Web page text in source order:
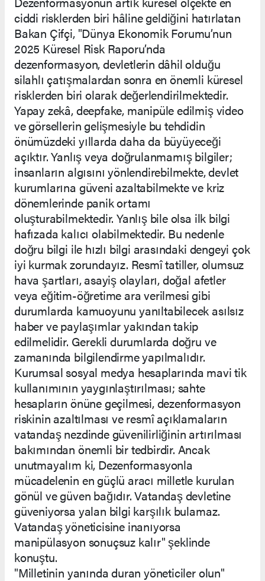
ciddi risklerden biri hâline geldiğini hatırlatan
Bakan Çifçi, "Dünya Ekonomik Forumu’nun
2025 Küresel Risk Raporu’nda
dezenformasyon, devletlerin dâhil olduğu
silahlı çatışmalardan sonra en önemli küresel
risklerden biri olarak değerlendirilmektedir.
Yapay zekâ, deepfake, manipüle edilmiş video
ve görsellerin gelişmesiyle bu tehdidin
önümüzdeki yıllarda daha da büyüyeceği
açıktır. Yanlış veya doğrulanmamış bilgiler;
insanların algısını yönlendirebilmekte, devlet
kurumlarına güveni azaltabilmekte ve kriz
dönemlerinde panik ortamı
oluşturabilmektedir. Yanlış bile olsa ilk bilgi
hafızada kalıcı olabilmektedir. Bu nedenle
doğru bilgi ile hızlı bilgi arasındaki dengeyi çok
iyi kurmak zorundayız. Resmî tatiller, olumsuz
hava şartları, asayiş olayları, doğal afetler
veya eğitim-öğretime ara verilmesi gibi
durumlarda kamuoyunu yanıltabilecek asılsız
haber ve paylaşımlar yakından takip
edilmelidir. Gerekli durumlarda doğru ve
zamanında bilgilendirme yapılmalıdır.
Kurumsal sosyal medya hesaplarında mavi tik
kullanımının yaygınlaştırılması; sahte
hesapların önüne geçilmesi, dezenformasyon
riskinin azaltılması ve resmî açıklamaların
vatandaş nezdinde güvenilirliğinin artırılması
bakımından önemli bir tedbirdir. Ancak
unutmayalım ki, Dezenformasyonla
mücadelenin en güçlü aracı milletle kurulan
gönül ve güven bağıdır. Vatandaş devletine
güveniyorsa yalan bilgi karşılık bulamaz.
Vatandaş yöneticisine inanıyorsa
manipülasyon sonuçsuz kalır" şeklinde
konuştu.
"Milletinin yanında duran yöneticiler olun"